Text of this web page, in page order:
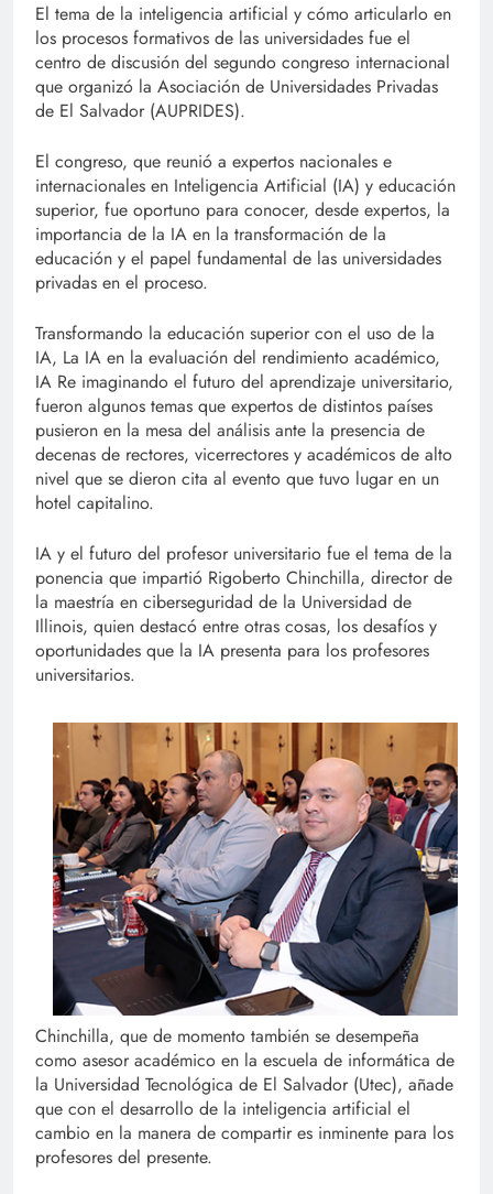
El tema de la inteligencia artificial y cómo articularlo en
los procesos formativos de las universidades fue el
centro de discusión del segundo congreso internacional
que organizó la Asociación de Universidades Privadas
de El Salvador (AUPRIDES).
El congreso, que reunió a expertos nacionales e
internacionales en Inteligencia Artificial (IA) y educación
superior, fue oportuno para conocer, desde expertos, la
importancia de la IA en la transformación de la
educación y el papel fundamental de las universidades
privadas en el proceso.
Transformando la educación superior con el uso de la
IA, La IA en la evaluación del rendimiento académico,
IA Re imaginando el futuro del aprendizaje universitario,
fueron algunos temas que expertos de distintos países
pusieron en la mesa del análisis ante la presencia de
decenas de rectores, vicerrectores y académicos de alto
nivel que se dieron cita al evento que tuvo lugar en un
hotel capitalino.
IA y el futuro del profesor universitario fue el tema de la
ponencia que impartió Rigoberto Chinchilla, director de
la maestría en ciberseguridad de la Universidad de
Illinois, quien destacó entre otras cosas, los desafíos y
oportunidades que la IA presenta para los profesores
universitarios.
Chinchilla, que de momento también se desempeña
como asesor académico en la escuela de informática de
la Universidad Tecnológica de El Salvador (Utec), añade
que con el desarrollo de la inteligencia artificial el
cambio en la manera de compartir es inminente para los
profesores del presente.